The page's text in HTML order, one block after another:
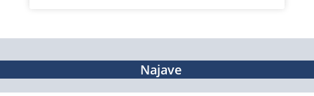
Najave